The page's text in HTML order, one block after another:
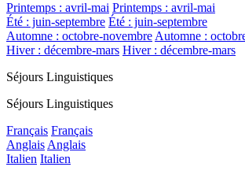
Printemps : avril-mai Printemps : avril-mai
Été : juin-septembre Été : juin-septembre
Automne : octobre-novembreAutomne :
Hiver : décembre-mars Hiver : décembre-mars
Séjours Linguistiques
Séjours Linguistiques
Français Français
AnglaisAnglais
Italien Italien